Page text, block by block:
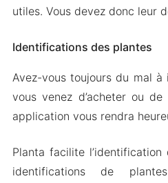
utiles. Vous devez donc leur
Identifications des plantes
Avez-vous toujours du mal
vous venez d’acheter ou
application vous rendra
Planta facilite
identifications de